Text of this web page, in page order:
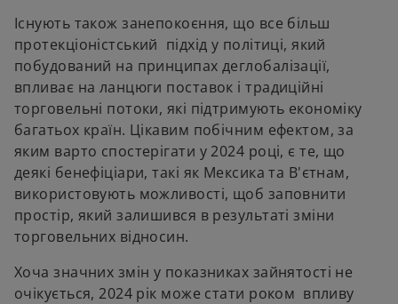
Існують також занепокоєння, що все більш
протекціоністський підхід у політиці, який
побудований на принципах деглобалізації,
впливає на ланцюги поставок і традиційні
торговельні потоки, які підтримують економіку
багатьох країн. Цікавим побічним ефектом, за
яким варто спостерігати у 2024 році, є те, що
деякі бенефіціари, такі як Мексика та В'єтнам,
використовують можливості, щоб заповнити
простір, який залишився в результаті зміни
торговельних відносин.
Хоча значних змін у показниках зайнятості не
очікується, 2024 рік може стати роком впливу